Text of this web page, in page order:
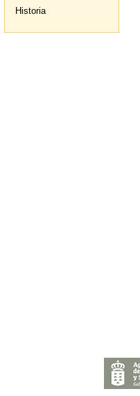
Historia